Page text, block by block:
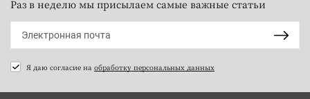
Раз в неделю мы присылаем самые важные статьи
Я даю согласие на обработку персональных данных